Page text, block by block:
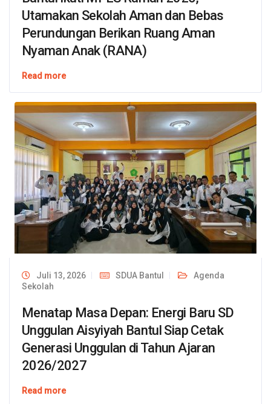
Utamakan Sekolah Aman dan Bebas
Perundungan Berikan Ruang Aman
Nyaman Anak (RANA)
Read more
Juli 13, 2026 SDUA Bantul
Agenda
Sekolah
Menatap Masa Depan: Energi Baru SD
Unggulan Aisyiyah Bantul Siap Cetak
Generasi Unggulan di Tahun Ajaran
2026/2027
Read more